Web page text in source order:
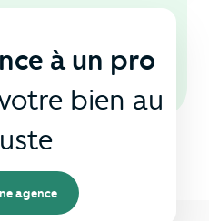
à un pro
bien au
agence